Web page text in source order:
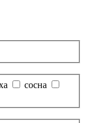
сосна